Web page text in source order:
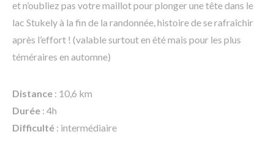
et n’oubliez pas votre maillot pour plonger une tête dans le
lac Stukely à la fin de la randonnée, histoire de se rafraîchir
après l’effort ! (valable surtout en été mais pour les plus
téméraires en automne)
Distance : 10,6 km
Durée : 4h
Difficulté : intermédiaire